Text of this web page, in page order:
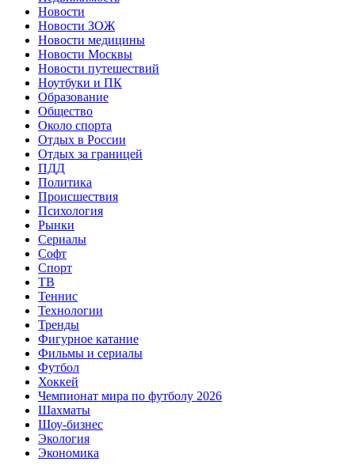
Новости
Новости ЗОЖ
Новости медицины
Новости Москвы
Новости путешествий
Ноутбуки и ПК
Образование
Общество
Около спорта
Отдых в России
Отдых за границей
ПДД
Политика
Происшествия
Психология
Рынки
Сериалы
Софт
Спорт
ТВ
Теннис
Технологии
Тренды
Фигурное катание
Фильмы и сериалы
Футбол
Хоккей
Чемпионат мира по футболу 2026
Шахматы
Шоу-бизнес
Экология
Экономика